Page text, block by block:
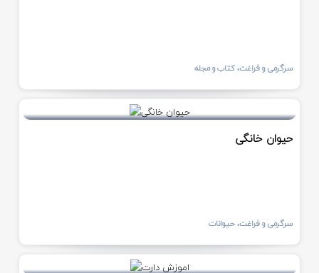
سرگرمی و فراغت، کتاب و مجله
حیوان خانگی
سرگرمی و فراغت، حیوانات